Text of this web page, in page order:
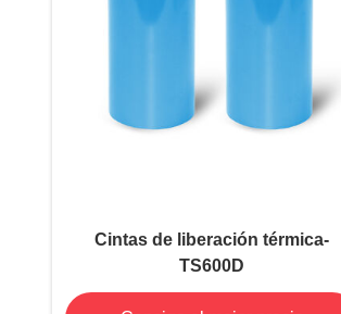
Cintas de liberación térmica-
TS600D